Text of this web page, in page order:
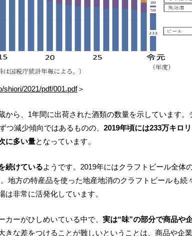
shiori/2021/pdf/001.pdf＞
ら、1年間に出荷された酒類の数量を示しています。
つ減少傾向ではあるものの、 2019年頃には233万キロ
に多い量となっています。
続けているようです。2019年にはクラフトビール全体
地方の特産品を使った地産地消のクラフトビールも続
非常に活発化しています。
ーがひしめいている中で、 実は“味”の部分で商品や
きな差をつけることが難しいということは、商品や企